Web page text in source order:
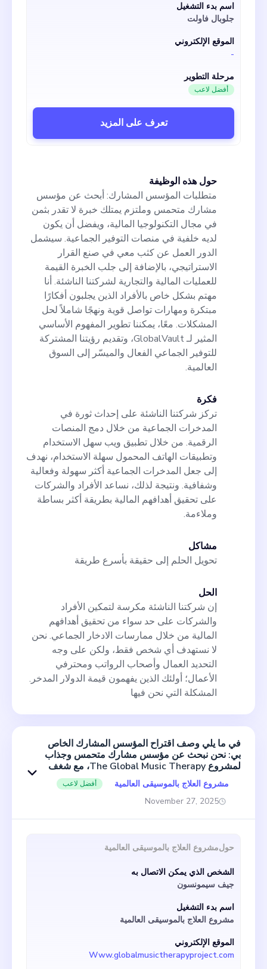
حول هذه الوظيفة
متطلبات المؤسس المشارك: أبحث عن مؤسس
مشارك متحمس وملتزم يمتلك خبرة لا تقدر بثمن
في مجال التكنولوجيا المالية، ويفضل أن يكون
لديه خلفية في منصات التوفير الجماعية. سيشمل
الدور العمل عن كثب معي في صنع القرار
الاستراتيجي، بالإضافة إلى جلب الخبرة القيمة
للعمليات المالية والتجارية لشركتنا الناشئة. أنا
مهتم بشكل خاص بالأفراد الذين يجلبون أفكارًا
مبتكرة ومهارات تواصل قوية ونهجًا شاملاً لحل
المشكلات. معًا، يمكننا تطوير المفهوم الأساسي
المثير لـ GlobalVault، وتقديم رؤيتنا المشتركة
للتوفير الجماعي الفعال والميسّر إلى السوق
العالمية.
فكرة
تركز شركتنا الناشئة على إحداث ثورة في
المدخرات الجماعية من خلال دمج المنصات
الرقمية. من خلال تطبيق ويب سهل الاستخدام
وتطبيقات الهاتف المحمول سهلة الاستخدام، نهدف
إلى جعل المدخرات الجماعية أكثر سهولة وفعالية
وشفافية. ونتيجة لذلك، نساعد الأفراد والشركات
على تحقيق أهدافهم المالية بطريقة أكثر بساطة
وملاءمة.
مشاكل
تحويل الحلم إلى حقيقة بأسرع طريقة
الحل
إن شركتنا الناشئة مكرسة لتمكين الأفراد
والشركات على حد سواء من تحقيق أهدافهم
المالية من خلال ممارسات الادخار الجماعي. نحن
لا نستهدف أي شخص فقط، ولكن على وجه
التحديد العمال وأصحاب الرواتب ومحترفي
الأعمال؛ أولئك الذين يفهمون قيمة الدولار المدخر.
المشكلة التي نحن فيها
اسم بدء التشغيل
جلوبال فاولت
الموقع الإلكتروني
-
مرحلة التطوير
أفضل لاعب
تعرف على المزيد
في ما يلي وصف اقتراح المؤسس المشارك الخاص
بي: نحن نبحث عن مؤسس مشارك متحمس وجذاب
لمشروع The Global Music Therapy، مع شغف
بالترفيه والتواصل العلاجي. سيشمل دورك الرئيسي
العمليات التجارية والتواصل مع الرعاة وإدارة أحداث
البنغو. كجزء من العمل، سيتم تكليفك بتوسيع هوية
والشراكات، وتنظيم وتفويض المهام اللازمة للعمليات
تجسد روح المبادرة القوية، المسلحة برؤية استراتيجية
نأمل في رفع هدفنا المتمثل في نشر الشفاء وإلهام
الحياة الأصيلة وتسليط الضوء على القوة التحويلية
للموسيقى مع تقديم تجربة بنغو ممتعة وجذابة
باستمرار لروادنا. دعونا نضفي الطابع الديمقراطي
على الوصول إلى موارد العلاج بالموسيقى أثناء
الاستمتاع. هل ترغب في الانضمام إلينا؟
مشروع العلاج بالموسيقى العالمية أفضل لاعب
November 27, 2025
حولمشروع العلاج بالموسيقى العالمية
الشخص الذي يمكن الاتصال به
جيف سيمونسون
اسم بدء التشغيل
مشروع العلاج بالموسيقى العالمية
الموقع الإلكتروني
Www.globalmusictherapyproject.com